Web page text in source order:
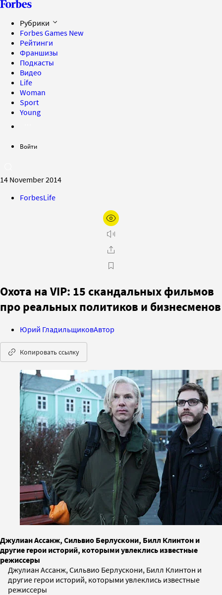
Рубрики
Forbes Games New
Рейтинги
Франшизы
Подкасты
Видео
Life
Woman
Sport
Young
Войти
14 November 2014
ForbesLife
Охота на VIP: 15 скандальных фильмов
про реальных политиков и бизнесменов
Юрий ГладильщиковАвтор
Копировать ссылку
Джулиан Ассанж, Сильвио Берлускони, Билл Клинтон и
другие герои историй, которыми увлеклись известные
режиссеры
Джулиан Ассанж, Сильвио Берлускони, Билл Клинтон и
другие герои историй, которыми увлеклись известные
режиссеры